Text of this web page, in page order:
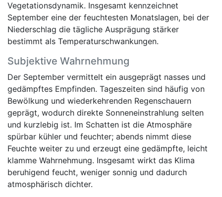
Vegetationsdynamik. Insgesamt kennzeichnet
September eine der feuchtesten Monatslagen, bei der
Niederschlag die tägliche Ausprägung stärker
bestimmt als Temperaturschwankungen.
Subjektive Wahrnehmung
Der September vermittelt ein ausgeprägt nasses und
gedämpftes Empfinden. Tageszeiten sind häufig von
Bewölkung und wiederkehrenden Regenschauern
geprägt, wodurch direkte Sonneneinstrahlung selten
und kurzlebig ist. Im Schatten ist die Atmosphäre
spürbar kühler und feuchter; abends nimmt diese
Feuchte weiter zu und erzeugt eine gedämpfte, leicht
klamme Wahrnehmung. Insgesamt wirkt das Klima
beruhigend feucht, weniger sonnig und dadurch
atmosphärisch dichter.